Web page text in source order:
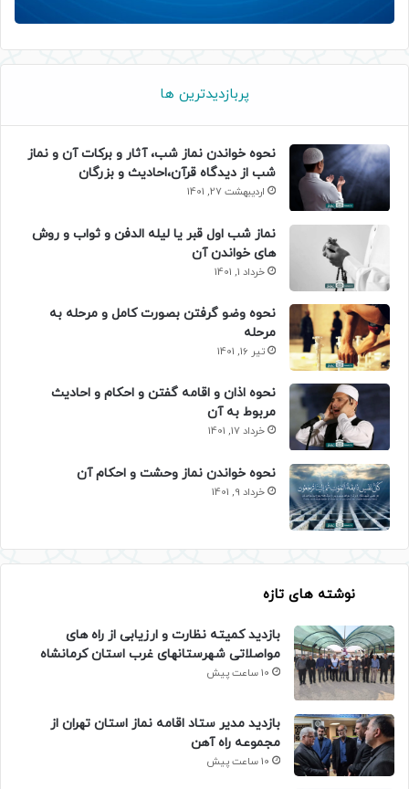
پربازدیدترین ها
نحوه خواندن نماز شب، آثار و برکات آن و نماز
شب از دیدگاه قرآن،احادیث و بزرگان
اردیبهشت 27, 1401
نماز شب اول قبر یا لیله الدفن و ثواب و روش
های خواندن آن
خرداد 1, 1401
نحوه وضو گرفتن بصورت کامل و مرحله به
مرحله
تیر 16, 1401
نحوه اذان و اقامه گفتن و احکام و احادیث
مربوط به آن
خرداد 17, 1401
نحوه خواندن نماز وحشت و احکام آن
خرداد 9, 1401
نوشته های تازه
بازدید کمیته نظارت و ارزیابی از راه های
مواصلاتی شهرستانهای غرب استان کرمانشاه
10 ساعت پیش
بازدید مدیر ستاد اقامه نماز استان تهران از
مجموعه راه آهن
10 ساعت پیش